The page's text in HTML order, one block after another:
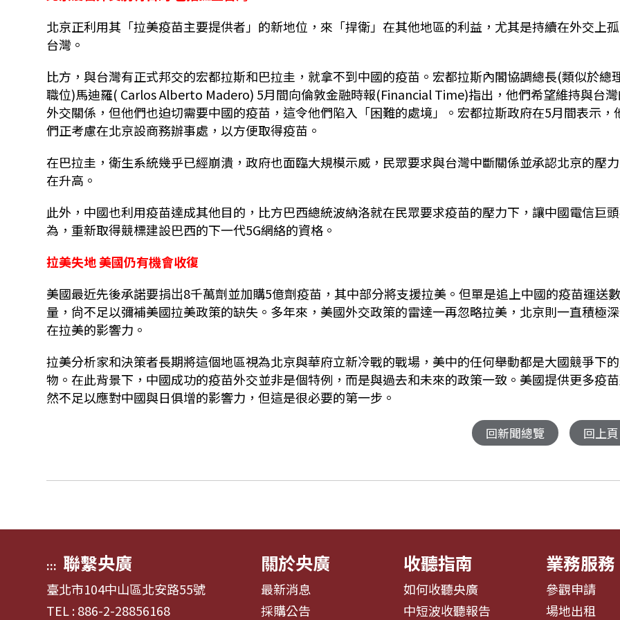
北京正利用其「拉美疫苗主要提供者」的新地位，來「捍衛」在其他地區的利益，尤其是持續在外交上
台灣。
比方，與台灣有正式邦交的宏都拉斯和巴拉圭，就拿不到中國的疫苗。宏都拉斯內閣協調總長(類似於總
職位)馬迪羅( Carlos Alberto Madero) 5月間向倫敦金融時報(Financial Time)指出，他們希望維持與台
外交關係，但他們也迫切需要中國的疫苗，這令他們陷入「困難的處境」。宏都拉斯政府在5月間表示，
們正考慮在北京設商務辦事處，以方便取得疫苗。
在巴拉圭，衛生系統幾乎已經崩潰，政府也面臨大規模示威，民眾要求與台灣中斷關係並承認北京的壓
在升高。
此外，中國也利用疫苗達成其他目的，比方巴西總統波納洛就在民眾要求疫苗的壓力下，讓中國電信巨
為，重新取得競標建設巴西的下一代5G網絡的資格。
拉美失地 美國仍有機會收復
美國最近先後承諾要捐岀8千萬劑並加購5億劑疫苗，其中部分將支援拉美。但單是追上中國的疫苗運送數
量，尙不足以彌補美國拉美政策的缺失。多年來，美國外交政策的雷達一再忽略拉美，北京則一直積極
在拉美的影響力。
拉美分析家和決策者長期將這個地區視為北京與華府立新冷戰的戰場，美中的任何舉動都是大國競爭下
物。在此背景下，中國成功的疫苗外交並非是個特例，而是與過去和未來的政策一致。美國提供更多疫
然不足以應對中國與日俱增的影響力，但這是很必要的第一步。
回新聞總覽 回上頁
::: 聯繫央廣
臺北市104中山區北安路55號
TEL : 886-2-28856168
關於央廣
最新消息
採購公告
收聽指南
如何收聽央廣
中短波收聽報告
業務服務
參觀申請
場地出租